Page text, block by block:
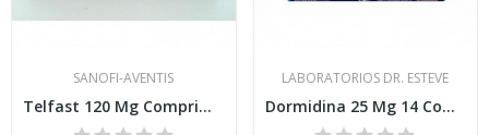
SANOFI-AVENTIS
Telfast 120 Mg Comprimidos Recubiertos con...
LABORATORIOS DR. ESTEVE
Dormidina 25 Mg 14 Comprimidos Recubiertos con...